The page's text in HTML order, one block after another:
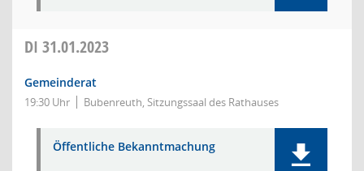
DI 31.01.2023
Gemeinderat
19:30 Uhr Bubenreuth, Sitzungssaal des Rathauses
Öffentliche Bekanntmachung